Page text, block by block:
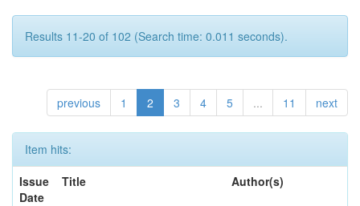
Results 11-20 of 102 (Search time: 0.011 seconds).
previous 1 2 3 4 5 ... 11 next
Item hits:
Issue
Date
Title Author(s)